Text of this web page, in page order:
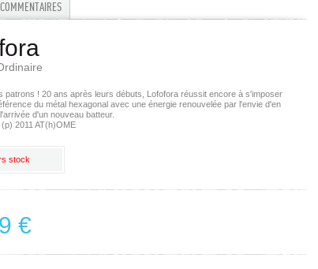
COMMENTAIRES
patrons ! 20 ans après leurs débuts, Lofofora réussit encore à s'imposer
du métal hexagonal avec une énergie renouvelée par l'envie d'en
d'un nouveau batteur.
2011 AT(h)OME
stock
€